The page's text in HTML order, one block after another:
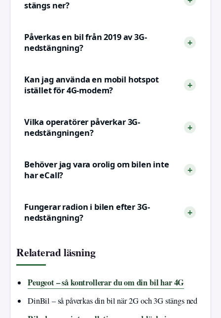
stängs ner?
Påverkas en bil från 2019 av 3G-
nedstängning?
Kan jag använda en mobil hotspot
istället för 4G-modem?
Vilka operatörer påverkar 3G-
nedstängningen?
Behöver jag vara orolig om bilen inte
har eCall?
Fungerar radion i bilen efter 3G-
nedstängning?
Relaterad läsning
Peugeot – så kontrollerar du om din bil har 4G
DinBil – så påverkas din bil när 2G och 3G stängs ned